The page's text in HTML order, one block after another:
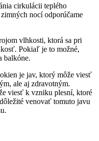
cirkulácii teplého
nocí odporúčame
vlhkosti, ktorá sa pri
Pokiaľ je to možné,
balkóne.
je jav, ktorý môže viesť
ale aj zdravotným.
viesť k vzniku plesní, ktoré
venovať tomuto javu